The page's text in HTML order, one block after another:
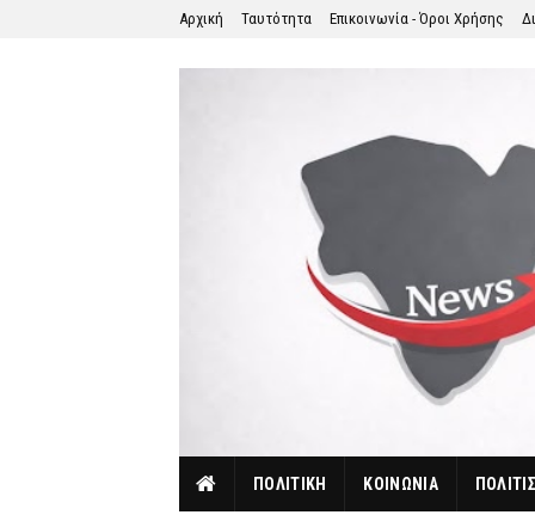
Αρχική Ταυτότητα Επικοινωνία - Όροι Χρήσης
ΠΟΛΙΤΙΚΗ ΚΟΙΝΩΝΙΑ